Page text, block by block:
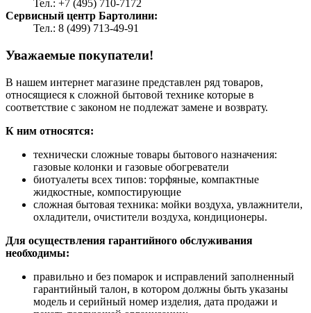
Тел.: +7 (495) 710-7172
Сервисный центр Бартолини:
Тел.: 8 (499) 713-49-91
Уважаемые покупатели!
В нашем интернет магазине представлен ряд товаров,
относящиеся к сложной бытовой технике которые в
соответствие с законом не подлежат замене и возврату.
К ним относятся:
технически сложные товары бытового назначения:
газовые колонки и газовые обогреватели
биотуалеты всех типов: торфяные, компактные
жидкостные, компостирующие
сложная бытовая техника: мойки воздуха, увлажнители,
охладители, очистители воздуха, кондиционеры.
Для осуществления гарантийного обслуживания
необходимы:
правильно и без помарок и исправлений заполненный
гарантийный талон, в котором должны быть указаны
модель и серийный номер изделия, дата продажи и